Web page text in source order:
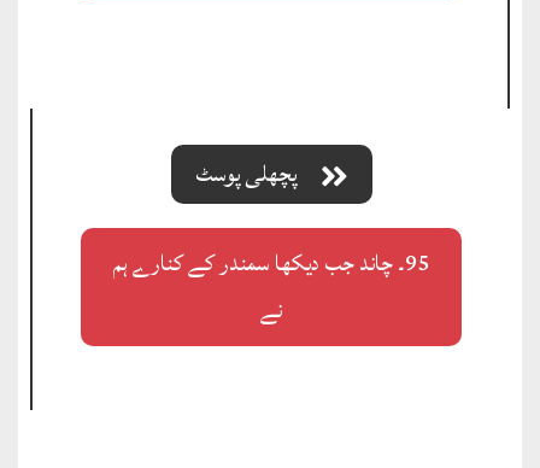
پچھلی پوسٹ
95۔ چاند جب دیکھا سمندر کے کنارے ہم
نے